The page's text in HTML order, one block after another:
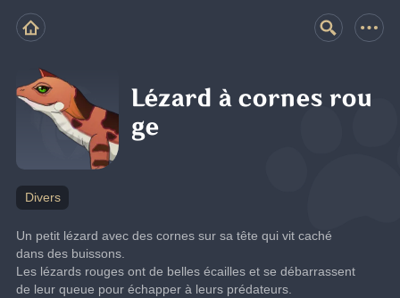
Lézard à cornes rou
ge
Divers
Un petit lézard avec des cornes sur sa tête qui vit caché
dans des buissons.
Les lézards rouges ont de belles écailles et se débarrassent
de leur queue pour échapper à leurs prédateurs.